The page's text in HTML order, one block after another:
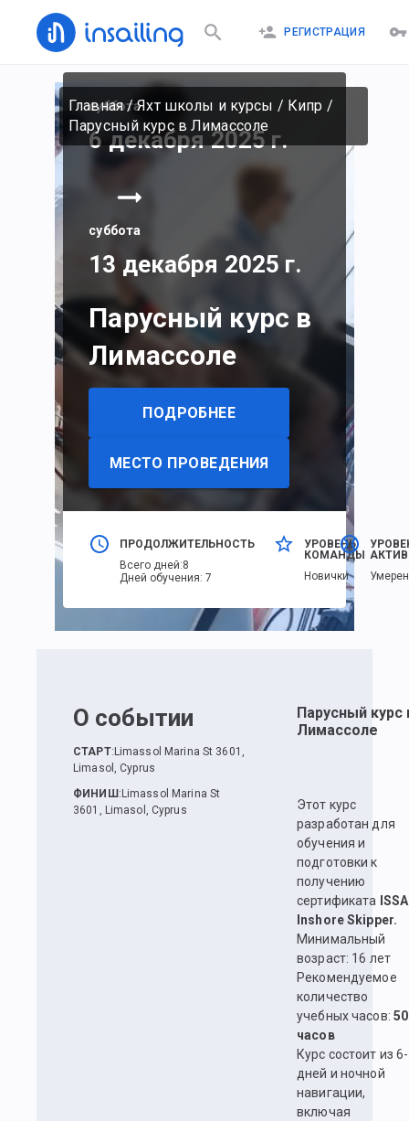
РЕГИСТРАЦИЯ
Главная/Яхт школы и курсы / Кипр /
Парусный курс в Лимассоле
суббота
6 декабря 2025 г.
суббота
13 декабря 2025 г.
Парусный курс в
Лимассоле
ПОДРОБНЕЕ
МЕСТО ПРОВЕДЕНИЯ
ПРОДОЛЖИТЕЛЬНОСТЬ
Всего дней:8
Дней обучения:7
УРОВЕНЬ
КОМАНДЫ
Новички
О событии
СТАРТ: Limassol Marina St 3601,
Limasol, Cyprus
ФИНИШ : Limassol Marina St
3601, Limasol, Cyprus
Парусный курс
Лимассоле
Этот курс
разработан для
обучения и
подготовки к
получению
сертификата ISSA
Inshore Skipper.
Минимальный
возраст: 16 лет
Рекомендуемое
количество
учебных часов: 50
часов
Курс состоит из
дней и ночной
навигации,
включая